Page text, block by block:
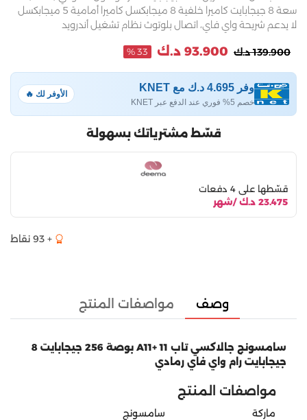
سعة 8 جيجابايت كاميرا خلفية 8 ميجابكسل كاميرا أمامية 5 ميجابكسل
لا يدعم شريحة واي فاي، اتصال بلوتوث نظام تشغيل أندرويد
139.900 د.ك 93.900 د.ك 33 %
وفر 4.695 د.ك مع KNET
خصم 5% فوري عند الدفع عبر KNET
الأوفر لك 🔥
قسّط مشترياتك بسهولة
قسّطها على 4 دفعات
23.475 د.ك /شهر
+ 93 نقاط
وصف مواصفات المنتج
سامسونج جالاكسي تاب A11+ 11 بوصة 256 جيجابايت 8
جيجابايت رام واي فاي رمادي
مواصفات المنتج
ماركة
سامسونج